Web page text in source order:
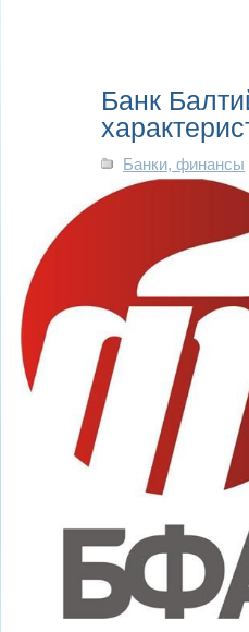
Банк
Банки, финансы